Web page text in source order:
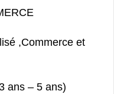
,Commerce et
ans – 5 ans)